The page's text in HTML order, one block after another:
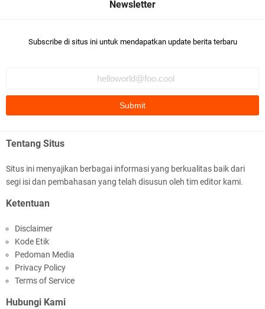
Subscribe di situs ini untuk mendapatkan update berita terbaru
Tentang Situs
Situs ini menyajikan berbagai informasi yang berkualitas baik dari
segi isi dan pembahasan yang telah disusun oleh tim editor kami.
Ketentuan
Disclaimer
Kode Etik
Pedoman Media
Privacy Policy
Terms of Service
Hubungi Kami